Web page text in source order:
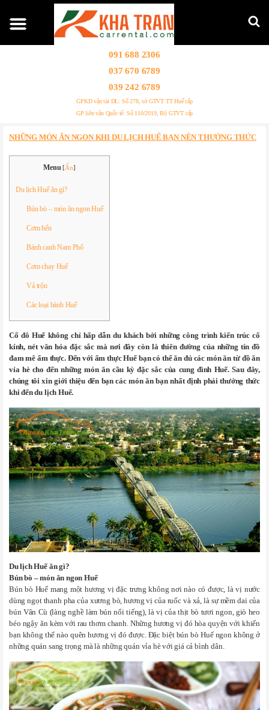
091 688 2306
037 670 6789
039 242 6789
GPKD vận tải DL: Số 278, sở GTVT TT Huế cấp
GP liên vận Quốc tế: Số 110/2019, Bộ GTVT cấp
NHỮNG MÓN ĂN NGON KHI DU LỊCH HUẾ BẠN NÊN THƯỞNG THỨC
Menu [Ẩn]
Du lịch Huế ăn gì?
Bún bò – món ăn ngon Huế
Cơm hến
Bánh canh Nam Phổ
Cơm chay Huế
Vả trộn
Các loại bánh Huế
Cố đô Huế không chỉ hấp dẫn du khách bởi những công trình kiến trúc cổ
kính, nét văn hóa đặc sắc mà nơi đây còn là thiên đường của những tín đồ
đam mê ẩm thực. Đến với ẩm thực Huế bạn có thể ăn đủ các món ăn từ đồ ăn
vỉa hè cho đến những món ăn cầu kỳ đặc sắc của cung đình Huế. Sau đây,
chúng tôi xin giới thiệu đến bạn các món ăn bạn nhất định phải thưởng thức
khi đến du lịch Huế.
Du lịch Huế ăn gì?
Bún bò – món ăn ngon Huế
Bún bò Huế mang một hương vị đặc trưng không nơi nào có được, là vị nước
dùng ngọt thanh pha của xương bò, hương vị của ruốc và xả, là sự mềm dai của
bún Vân Cù (làng nghề làm bún nổi tiếng), là vị của thịt bò tươi ngon, giò heo
béo ngậy ăn kèm với rau thơm chanh. Những hương vị đó hòa quyện với khiến
bạn không thể nào quên hương vị đó được. Đặc biệt bún bò Huế ngon không ở
những quán sang trọng mà là những quán vỉa hè với giá cả bình dân.